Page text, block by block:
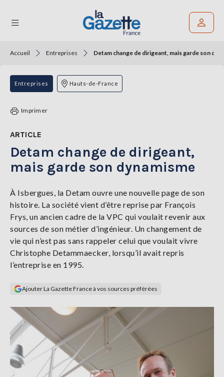
THÉMATIQUES
RÉGIONS
TENDANCES
SERVICES
GAZETTE
Se
connecter
S'abonner
Accueil Entreprises Detam change de dirigeant, mais garde son
Entreprises Hauts-de-France
Imprimer
ARTICLE
Detam change de dirigeant,
mais garde son dynamisme
À Isbergues, la Detam ouvre une nouvelle page de son
histoire. La société vient d’être reprise par François
Frys, un ancien cadre de la VPC qui voulait revenir aux
sources de son métier d’ingénieur. Un changement de
vie qui n’est pas sans rappeler celui que voulait vivre
Christophe Detammaecker, lorsqu’il avait repris
l’entreprise en 1995.
Ajouter La Gazette France à vos sources préférées